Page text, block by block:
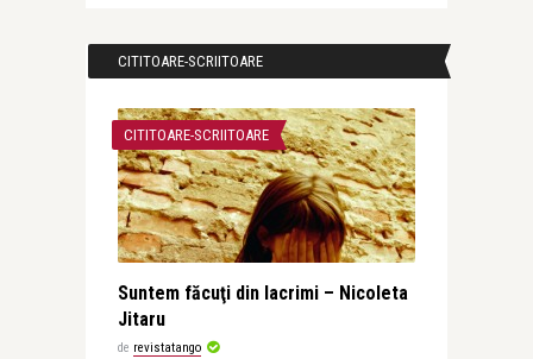
CITITOARE-SCRIITOARE
CITITOARE-SCRIITOARE
Suntem făcuţi din lacrimi – Nicoleta
Jitaru
de revistatango